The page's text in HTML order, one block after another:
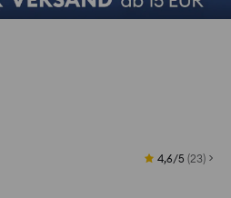
4,6/5 (23)